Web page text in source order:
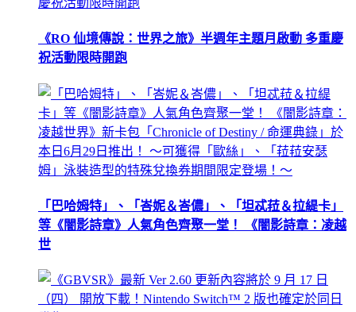
《RO 仙境傳說：世界之旅》半週年主題月啟動 多重慶
祝活動限時開跑
「巴哈姆特」、「峇妮＆峇儂」、「坦忒菈＆拉緹卡」
等《闇影詩章》人氣角色齊聚一堂！ 《闇影詩章：凌越
世